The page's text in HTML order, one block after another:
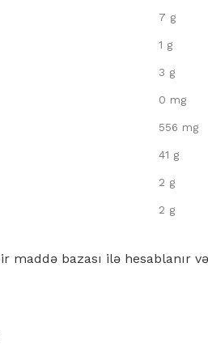
7 g
1 g
3 g
0 mg
556 mg
41 g
2 g
2 g
bazası ilə hesablanır